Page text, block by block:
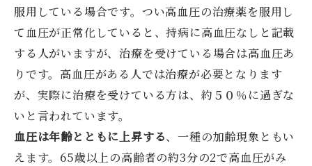
服用している場合です。つい高血圧の治療薬を服用し
て血圧が正常化していると、持病に高血圧なしと記載
する人がいますが、治療を受けている場合は高血圧あ
りです。高血圧がある人では治療が必要となります
が、実際に治療を受けている方は、約５０％に過ぎな
いと言われています。
血圧は年齢とともに上昇する、一種の加齢現象ともい
えます。65歳以上の高齢者の約3分の2で高血圧がみ